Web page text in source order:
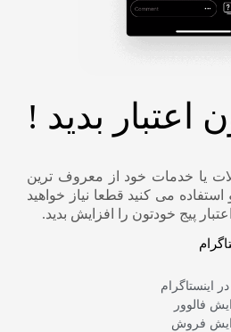
اعتبار بدید !
یا خدمات خود از معروف ترین
استفاده می کنید قطعا نیاز خواهید
پیج خودتون را افزایش بدید.
اینستاگرام
فالوور
فروش